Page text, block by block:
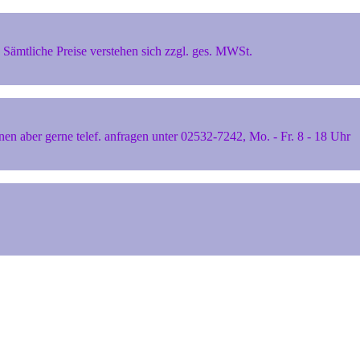
Preise verstehen sich zzgl. ges. MWSt.
aber gerne telef. anfragen unter 02532-7242, Mo. - Fr. 8 - 18 Uhr